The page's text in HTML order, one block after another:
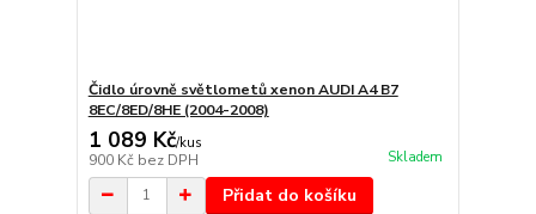
Čidlo úrovně světlometů xenon AUDI A4 B7
8EC/8ED/8HE (2004-2008)
1 089 Kč/kus
900 Kč bez DPH Skladem
Přidat do košíku